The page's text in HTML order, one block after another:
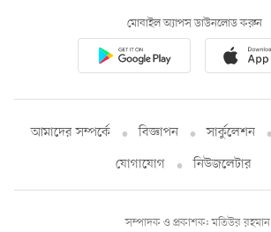
মোবাইল অ্যাপস ডাউনলোড করুন
আমাদের সম্পর্কে বিজ্ঞাপন সার্কুলেশন
যোগাযোগ
নিউজলেটার
সম্পাদক ও প্রকাশক: মতিউর রহমান